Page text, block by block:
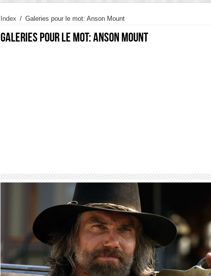
Index / Galeries pour le mot: Anson Mount
Galeries pour le mot:Anson Mount